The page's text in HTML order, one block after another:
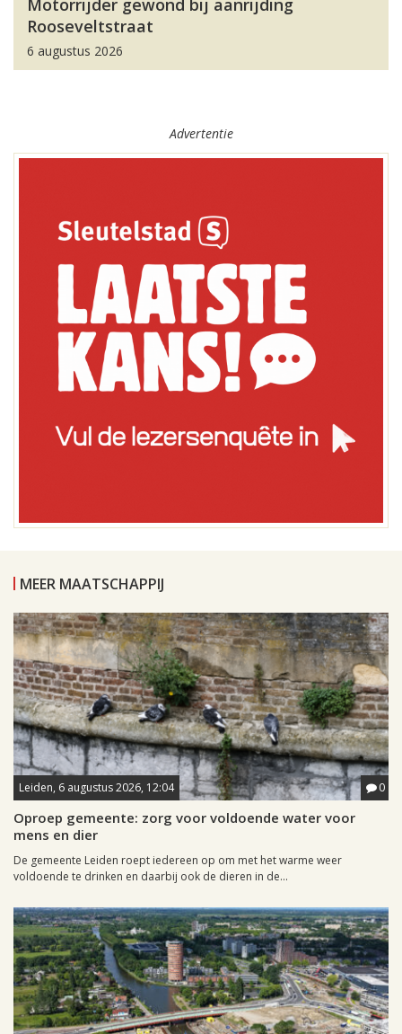
Motorrijder gewond bij aanrijding
Rooseveltstraat
6 augustus 2026
Advertentie
MEER MAATSCHAPPIJ
Leiden, 6 augustus 2026, 12:04 0
Oproep gemeente: zorg voor voldoende water voor
mens en dier
De gemeente Leiden roept iedereen op om met het warme weer
voldoende te drinken en daarbij ook de dieren in de...